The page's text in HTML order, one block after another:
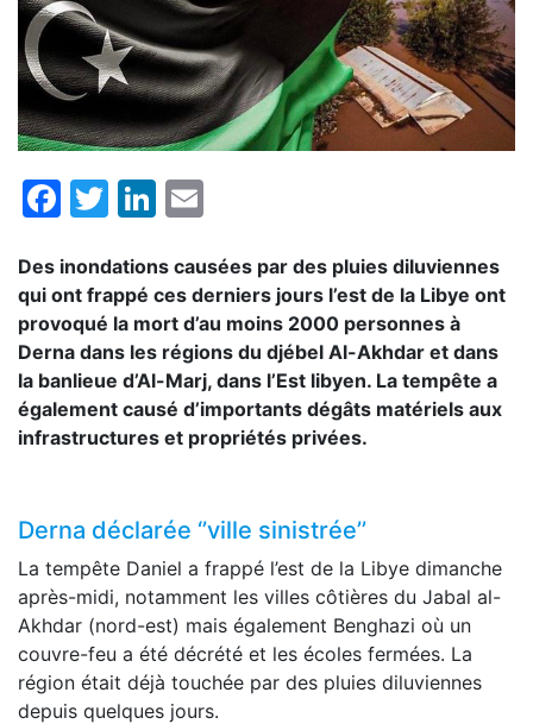
Facebook
TwitterLinkedIn
Des inondations causées par des pluies diluviennes
qui ont frappé ces derniers jours l’est de la Libye ont
provoqué la mort d’au moins 2000 personnes à
Derna dans les régions du djébel Al-Akhdar et dans
la banlieue d’Al-Marj, dans l’Est libyen. La tempête a
également causé d’importants dégâts matériels aux
infrastructures et propriétés privées.
Derna déclarée ‘’ville sinistrée’’
La tempête Daniel a frappé l’est de la Libye dimanche
après-midi, notamment les villes côtières du Jabal al-
Akhdar (nord-est) mais également Benghazi où un
couvre-feu a été décrété et les écoles fermées. La
région était déjà touchée par des pluies diluviennes
depuis quelques jours.